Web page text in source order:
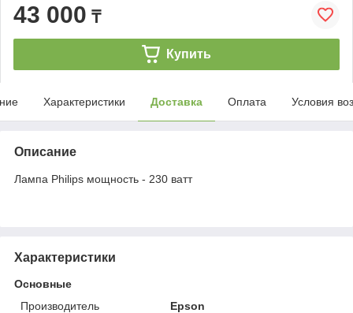
43 000 ₸
Купить
Характеристики Доставка Оплата Условия
Описание
Лампа Philips мощность - 230 ватт
Характеристики
Основные
Производитель
Epson